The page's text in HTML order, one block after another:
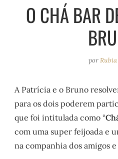
r
a
O CHÁ BAR
porRubia
A Patrícia e o Bruno
para os dois poderem
que foi intitulada como “
com uma super feijoada e
na companhia dos amigos